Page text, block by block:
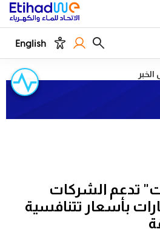
English
تدعم الشركات
في 4 إمارات بأسعار تتنافسية